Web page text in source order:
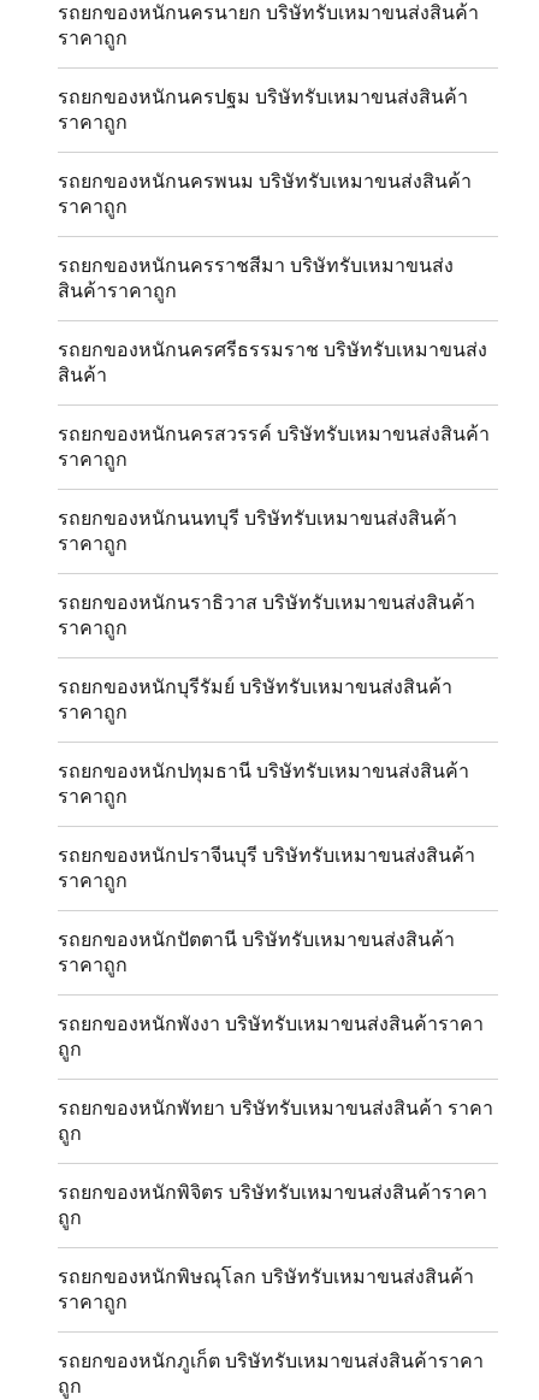
รถยกของหนักนครนายก บริษัทรับเหมาขนส่งสินค้า
ราคาถูก
รถยกของหนักนครปฐม บริษัทรับเหมาขนส่งสินค้า
ราคาถูก
รถยกของหนักนครพนม บริษัทรับเหมาขนส่งสินค้า
ราคาถูก
รถยกของหนักนครราชสีมา บริษัทรับเหมาขนส่ง
สินค้าราคาถูก
รถยกของหนักนครศรีธรรมราช บริษัทรับเหมาขนส่ง
สินค้า
รถยกของหนักนครสวรรค์ บริษัทรับเหมาขนส่งสินค้า
ราคาถูก
รถยกของหนักนนทบุรี บริษัทรับเหมาขนส่งสินค้า
ราคาถูก
รถยกของหนักนราธิวาส บริษัทรับเหมาขนส่งสินค้า
ราคาถูก
รถยกของหนักบุรีรัมย์ บริษัทรับเหมาขนส่งสินค้า
ราคาถูก
รถยกของหนักปทุมธานี บริษัทรับเหมาขนส่งสินค้า
ราคาถูก
รถยกของหนักปราจีนบุรี บริษัทรับเหมาขนส่งสินค้า
ราคาถูก
รถยกของหนักปัตตานี บริษัทรับเหมาขนส่งสินค้า
ราคาถูก
รถยกของหนักพังงา บริษัทรับเหมาขนส่งสินค้าราคา
ถูก
รถยกของหนักพัทยา บริษัทรับเหมาขนส่งสินค้า ราคา
ถูก
รถยกของหนักพิจิตร บริษัทรับเหมาขนส่งสินค้าราคา
ถูก
รถยกของหนักพิษณุโลก บริษัทรับเหมาขนส่งสินค้า
ราคาถูก
รถยกของหนักภูเก็ต บริษัทรับเหมาขนส่งสินค้าราคา
ถูก